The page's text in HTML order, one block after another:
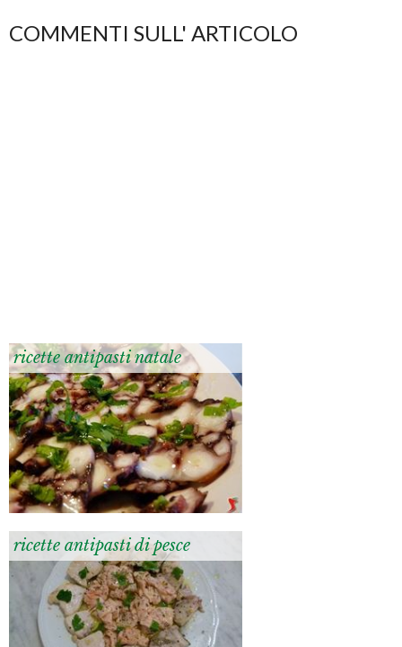
COMMENTI SULL' ARTICOLO
ricette antipasti natale
ricette antipasti di pesce